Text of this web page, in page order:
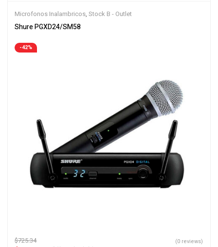
Microfonos Inalambricos, Stock B - Outlet
Shure PGXD24/SM58
-42%
$725.34 (0 reviews)